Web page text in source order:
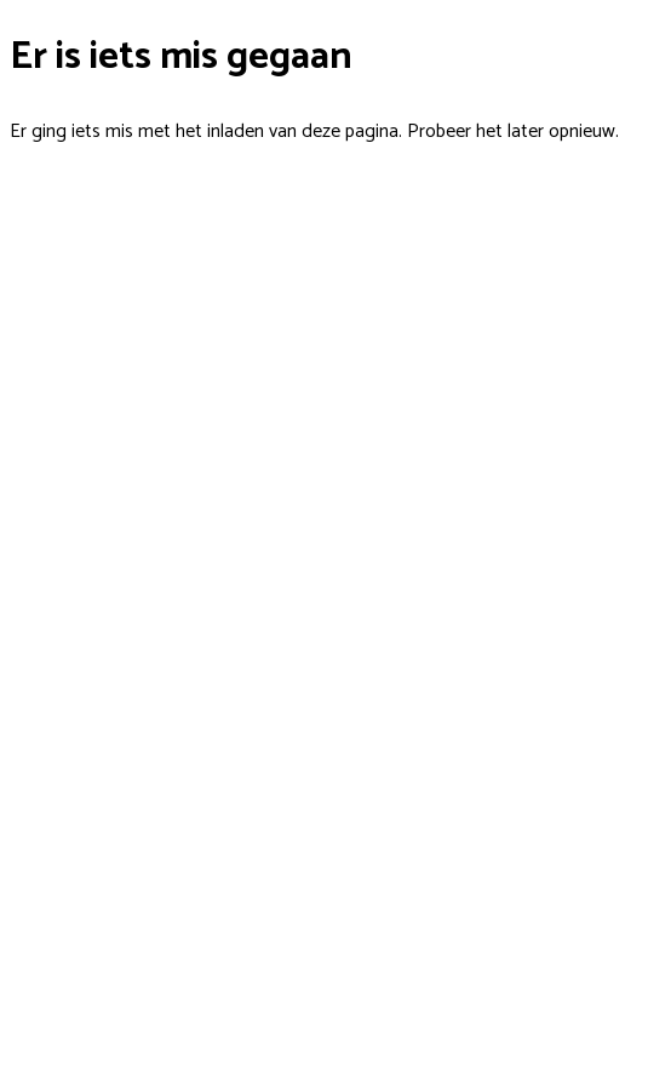
Er is iets mis gegaan
Er ging iets mis met het inladen van deze pagina. Probeer het later opnieuw.